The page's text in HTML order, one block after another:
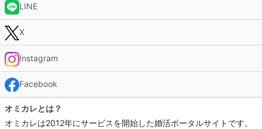
LINE
X
Instagram
Facebook
オミカレとは？
オミカレは2012年にサービスを開始した婚活ポータルサイトです。